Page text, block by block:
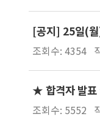
[공지] 25일(월
조회수: 4354
★ 합격자 발표
조회수: 5552